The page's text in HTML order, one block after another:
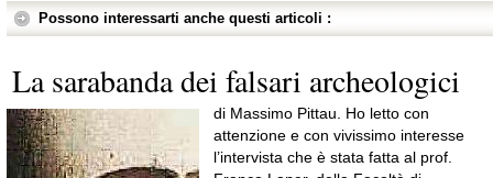
Possono interessarti anche questi articoli :
La sarabanda dei falsari archeologici
di Massimo Pittau. Ho letto con
attenzione e con vivissimo interesse
l’intervista che è stata fatta al prof.